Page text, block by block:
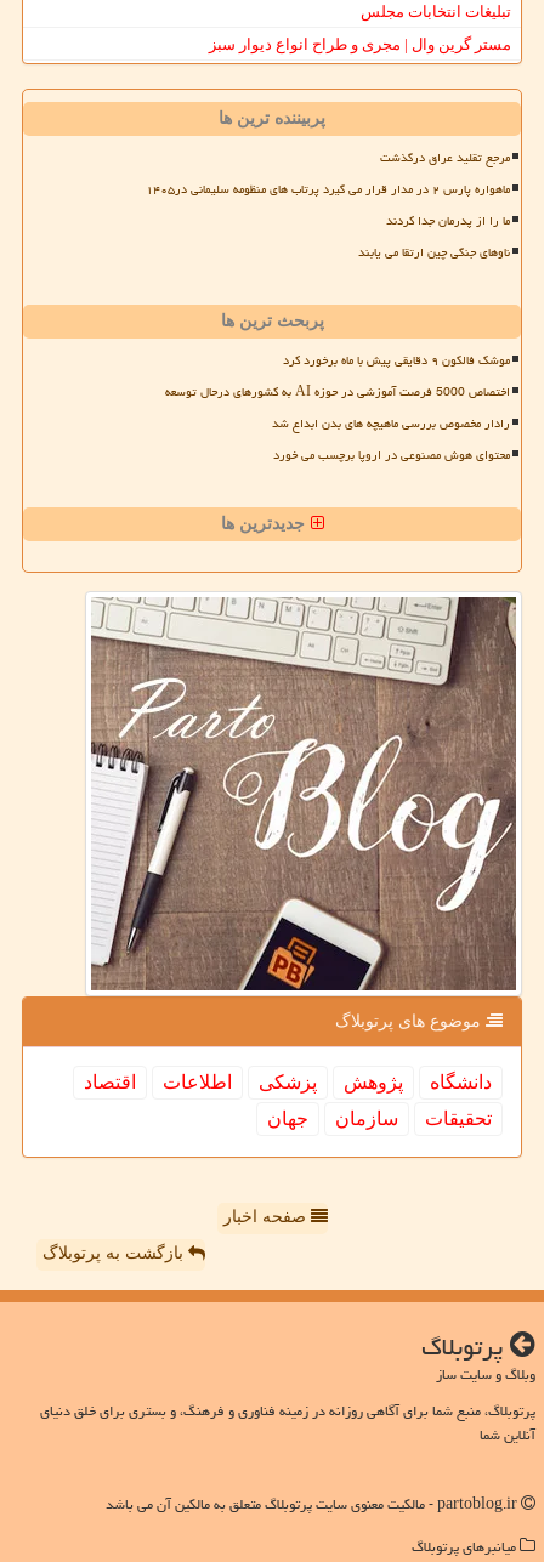
تبلیغات انتخابات مجلس
مستر گرین وال | مجری و طراح انواع دیوار سبز
پربیننده ترین ها
مرجع تقلید عراق درگذشت
ماهواره پارس ۲ در مدار قرار می گیرد پرتاب های منظومه سلیمانی در۱۴۰۵
ما را از پدرمان جدا کردند
ناوهای جنگی چین ارتقا می یابند
پربحث ترین ها
موشک فالکون ۹ دقایقی پیش با ماه برخورد کرد
اختصاص 5000 فرصت آموزشی در حوزه AI به کشورهای درحال توسعه
رادار مخصوص بررسی ماهیچه های بدن ابداع شد
محتوای هوش مصنوعی در اروپا برچسب می خورد
جدیدترین ها
موضوع های پرتوبلاگ
دانشگاه پژوهش پزشكی اطلاعات
اقتصاد
تحقیقات
سازمان جهان
صفحه اخبار
بازگشت به پرتوبلاگ
پرتوبلاگ
وبلاگ و سایت ساز
پرتوبلاگ، منبع شما برای آگاهی روزانه در زمینه فناوری و فرهنگ، و بستری برای خلق دنیای
آنلاین شما
میانبرهای پرتوبلاگ